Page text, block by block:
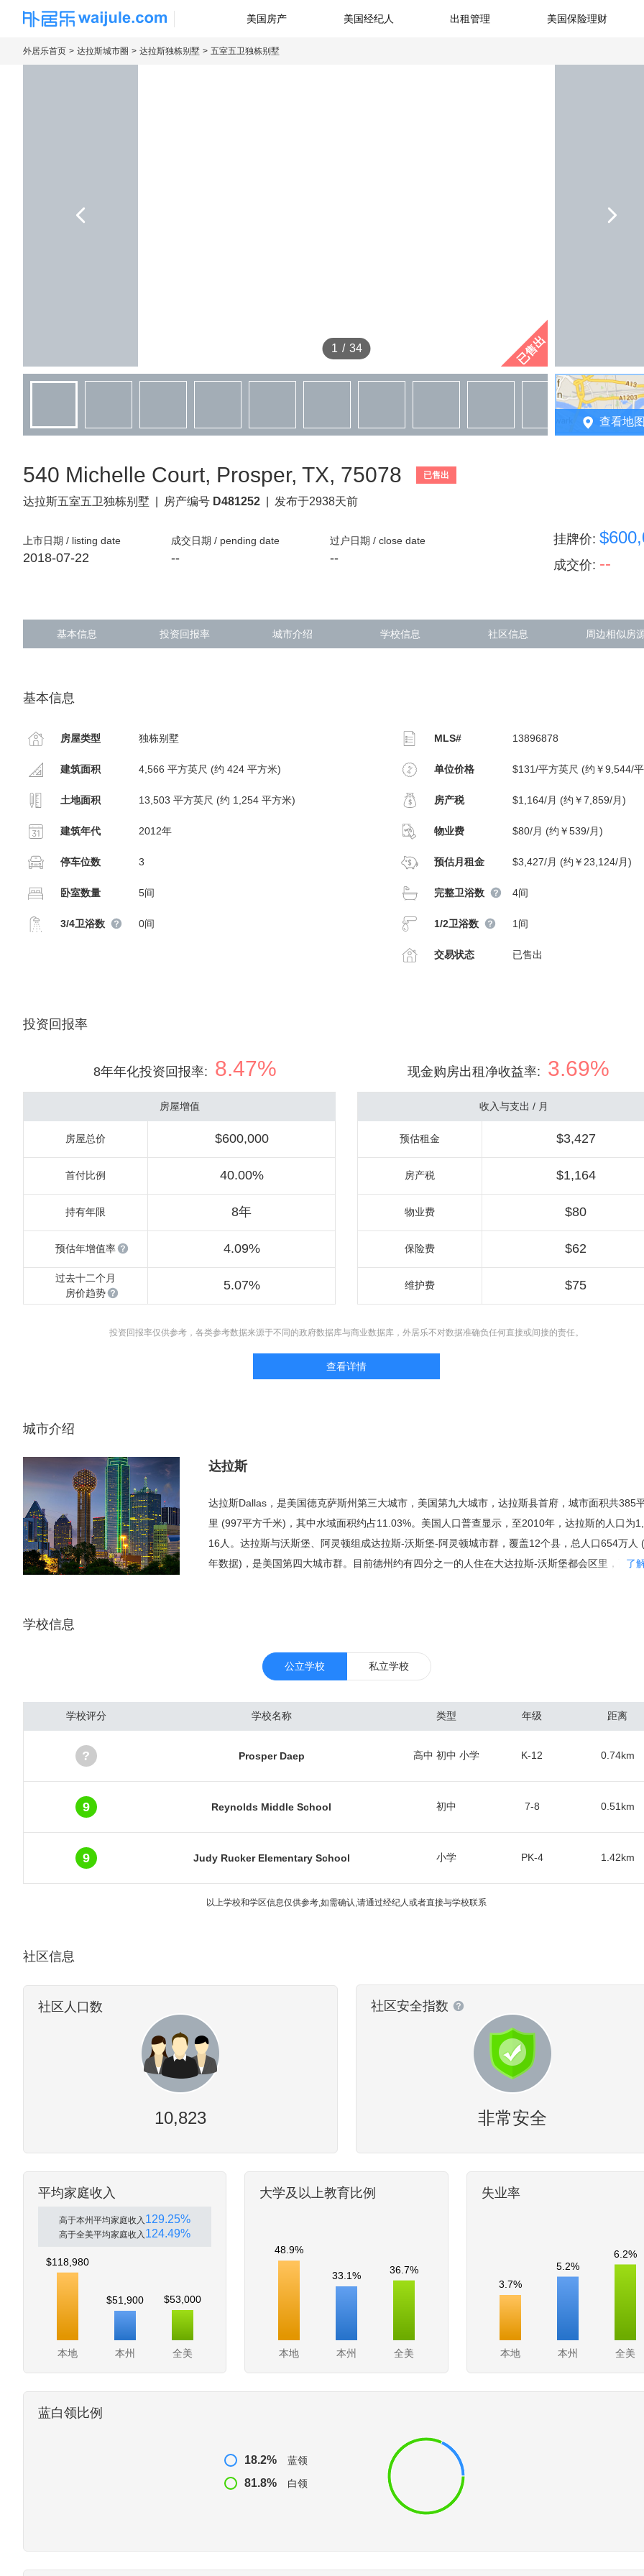
海外房产信息平台
美国房产 美国经纪人 出租管理 美国保险理财
外居乐首页 达拉斯城市圈 达拉斯独栋别墅 五室五卫独栋别墅
1 / 34 已售出
查看地
540 Michelle Court, Prosper, TX, 75078 已售出
达拉斯五室五卫独栋别墅 房产编号 D481252 发布于2938天前
上市日期 / listing date
2018-07-22
成交日期 / pending date
--
过户日期 / close date
--
挂牌价:
成交价: --
基本信息 投资回报率 城市介绍 学校信息 社区信息 周边相似房
基本信息
房屋类型 独栋别墅
建筑面积 4,566 平方英尺 (约 424 平方米)
土地面积 13,503 平方英尺 (约 1,254 平方米)
建筑年代 2012年
停车位数 3
卧室数量 5间
3/4卫浴数 0间
MLS# 13896878
单位价格 $131/平方英尺 (约￥9,544/
房产税 $1,164/月 (约￥7,859/月)
物业费 $80/月 (约￥539/月)
预估月租金 $3,427/月 (约￥23,124/月)
完整卫浴数 4间
1/2卫浴数 1间
交易状态 已售出
投资回报率
8年年化投资回报率: 8.47% 现金购房出租净收益率: 3.69%
房屋增值
房屋总价 $600,000
首付比例 40.00%
持有年限 8年
预估年增值率 4.09%
过去十二个月
房价趋势
5.07%
收入与支出 / 月
预估租金 $3,427
房产税 $1,164
物业费 $80
保险费 $62
维护费 $75
投资回报率仅供参考，各类参考数据来源于不同的政府数据库与商业数据库，外居乐不对数据准确负任何直接或间接的责任。
查看详情
城市介绍
达拉斯
达拉斯Dallas，是美国德克萨斯州第三大城市，美国第九大城市，达拉斯县首府，城市面积共385
里 (997平方千米)，其中水域面积约占11.03%。美国人口普查显示，至2010年，达拉斯的人口为
16人。达拉斯与沃斯堡、阿灵顿组成达拉斯-沃斯堡-阿灵顿城市群，覆盖12个县，总人口654万人
年数据)，是美国第四大城市群。目前德州约有四分之一的人住在大达拉斯-沃斯堡都会区里，而达
DP总量为5040亿美元，位居全美第五。 位于德州北部，达拉斯是美国南部主要都市圈，以及美国
的内陆都市圈。达拉斯随着1870年后铁路陆续通达，发展成为全国主要棉花市场之一。1930年东
现大油田后，城市经济进一步增长。现为美国南部重要的石油城，城市东、西大油田所产的原油经
管汇集本市。炼油、石油化工、石油机械等工业发达，在市区设有办事处的石油公司多达600家左
有近3000家工厂。金融与保险业发达，大市区有第11联邦储备银行等约100家银行，为全国性的
融中心之一。 达拉斯市内的主要交通工具是私人汽车。此外，市内拥有德克萨斯州最早建成的轻
系统。达拉斯是数条重要州际高速公路的交汇处，20号、30号、35E号及45号州际公路均经过达
了
学校信息
公立学校 私立学校
学校评分 学校名称 类型 年级 距离
? Prosper Daep 高中 初中 小学 K-12 0.74km
9 Reynolds Middle School 初中 7-8 0.51 km
9 Judy Rucker Elementary School 小学 PK-4 1.42km
以上学校和学区信息仅供参考,如需确认,请通过经纪人或者直接与学校联系
社区信息
社区人口数
10,823
社区安全指数
非常安全
平均家庭收入
高于本州平均家庭收入 129.25%
高于全美平均家庭收入 124.49%
本地 本州 全美
$118,980
$51,900 $53,000
大学及以上教育比例
本地 本州 全美
48.9%
33.1%
36.7%
失业率
本地 本州 全美
3.7%
5.2%
6.2%
蓝白领比例
18.2% 蓝领
81.8% 白领